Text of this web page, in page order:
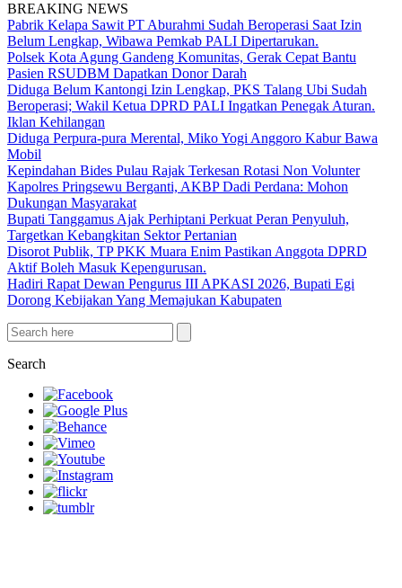
BREAKING NEWS
Pabrik Kelapa Sawit PT Aburahmi Sudah Beroperasi Saat Izin
Belum Lengkap, Wibawa Pemkab PALI Dipertarukan.
Polsek Kota Agung Gandeng Komunitas, Gerak Cepat Bantu
Pasien RSUDBM Dapatkan Donor Darah
Diduga Belum Kantongi Izin Lengkap, PKS Talang Ubi Sudah
Beroperasi; Wakil Ketua DPRD PALI Ingatkan Penegak Aturan.
Iklan Kehilangan
Diduga Perpura-pura Merental, Miko Yogi Anggoro Kabur Bawa
Mobil
Kepindahan Bides Pulau Rajak Terkesan Rotasi Non Volunter
Kapolres Pringsewu Berganti, AKBP Dadi Perdana: Mohon
Dukungan Masyarakat
Bupati Tanggamus Ajak Perhiptani Perkuat Peran Penyuluh,
Targetkan Kebangkitan Sektor Pertanian
Disorot Publik, TP PKK Muara Enim Pastikan Anggota DPRD
Aktif Boleh Masuk Kepengurusan.
Hadiri Rapat Dewan Pengurus III APKASI 2026, Bupati Egi
Dorong Kebijakan Yang Memajukan Kabupaten
Search